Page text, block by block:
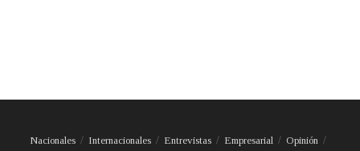
Nacionales Internacionales Entrevistas Empresarial
Opinión